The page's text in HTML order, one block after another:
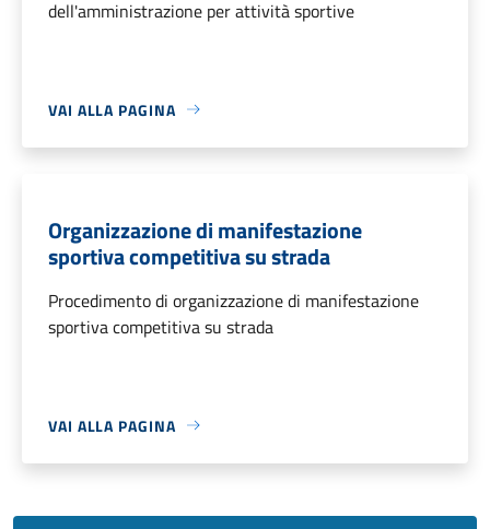
dell'amministrazione per attività sportive
VAI ALLA PAGINA
Organizzazione di manifestazione
sportiva competitiva su strada
Procedimento di organizzazione di manifestazione
sportiva competitiva su strada
VAI ALLA PAGINA